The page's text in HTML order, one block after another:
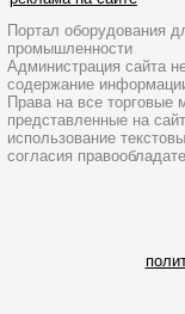
Портал оборудования
промышленности
Администрация сайта
содержание
Права на все торговые
представленные на
использование
согласия